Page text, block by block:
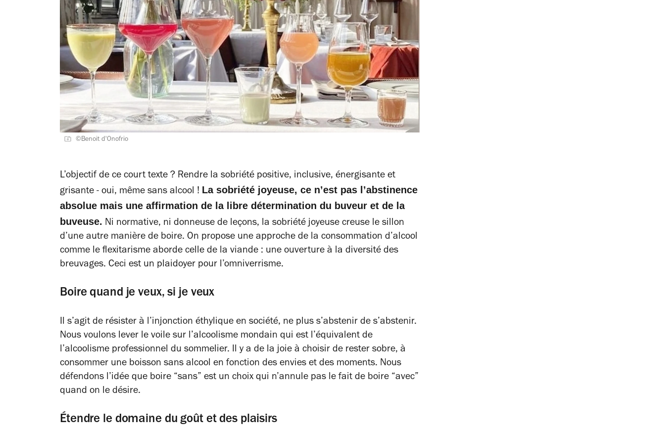
©Benoit d'Onofrio
L’objectif de ce court texte ? Rendre la sobriété positive, inclusive, énergisante et
grisante - oui, même sans alcool ! La sobriété joyeuse, ce n’est pas l’abstinence
absolue mais une affirmation de la libre détermination du buveur et de la
buveuse. Ni normative, ni donneuse de leçons, la sobriété joyeuse creuse le sillon
d’une autre manière de boire. On propose une approche de la consommation d’alcool
comme le flexitarisme aborde celle de la viande : une ouverture à la diversité des
breuvages. Ceci est un plaidoyer pour l’omniverrisme.
Boire quand je veux, si je veux
Il s’agit de résister à l’injonction éthylique en société, ne plus s’abstenir de s’abstenir.
Nous voulons lever le voile sur l’alcoolisme mondain qui est l’équivalent de
l’alcoolisme professionnel du sommelier. Il y a de la joie à choisir de rester sobre, à
consommer une boisson sans alcool en fonction des envies et des moments. Nous
défendons l’idée que boire “sans” est un choix qui n’annule pas le fait de boire “avec”
quand on le désire.
Étendre le domaine du goût et des plaisirs